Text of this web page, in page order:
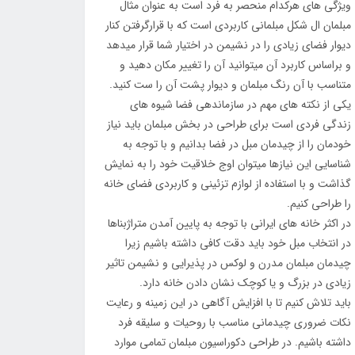
ویژگی های هرکدام منحصر به فرد است به عنوان مثال
مبلمان ال شکل مبلمانی کاربردی است که با قرارگرفتن کنار
دیوار فضای زیادی را در نشیمن در اختیار شما قرار میدهد
و براساس کاربرد آن میتوانید آن را تغییر مکان دهید و
متناسب با آن رنگ مبلمان و دیوار پشت آن را ست کنید.
یکی از نکته های مهم در سازماندهی فضا شیوه های
زندگی فردی است برای طراحی در بخش مبلمان باید نیاز
خودمان را از چیدمان مبل در فضا بدانیم و با توجه به
شناسایی این نیازها میتوان اوج خلاقیت خود را به نمایش
گذاشت و با استفاده از لوازم تزئینی و کاربردی فضای خانه
را طراحی کنیم.
در اکثر خانه های ایرانی با توجه به پایین آمدن متراژبناها
در انتخاب مبل خود باید دقت کافی داشته باشیم زیرا
چیدمان مبلمان مدرن و لوکس در پذیرایی و نشیمن تاثیر
زیادی در بزرگ و یا کوچک نشان دادن خانه دارد.
باید تلاش کنیم تا با افزایش آگاهی در این زمینه و رعایت
نکات ضروری چیدمانی مناسب با روحیات و سلیقه فرد
داشته باشیم. در طراحی دکوراسیون مبلمان تمامی موارد